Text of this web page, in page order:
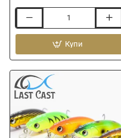
LAST
JaBug
26mm
3.5g
Floating
Купи